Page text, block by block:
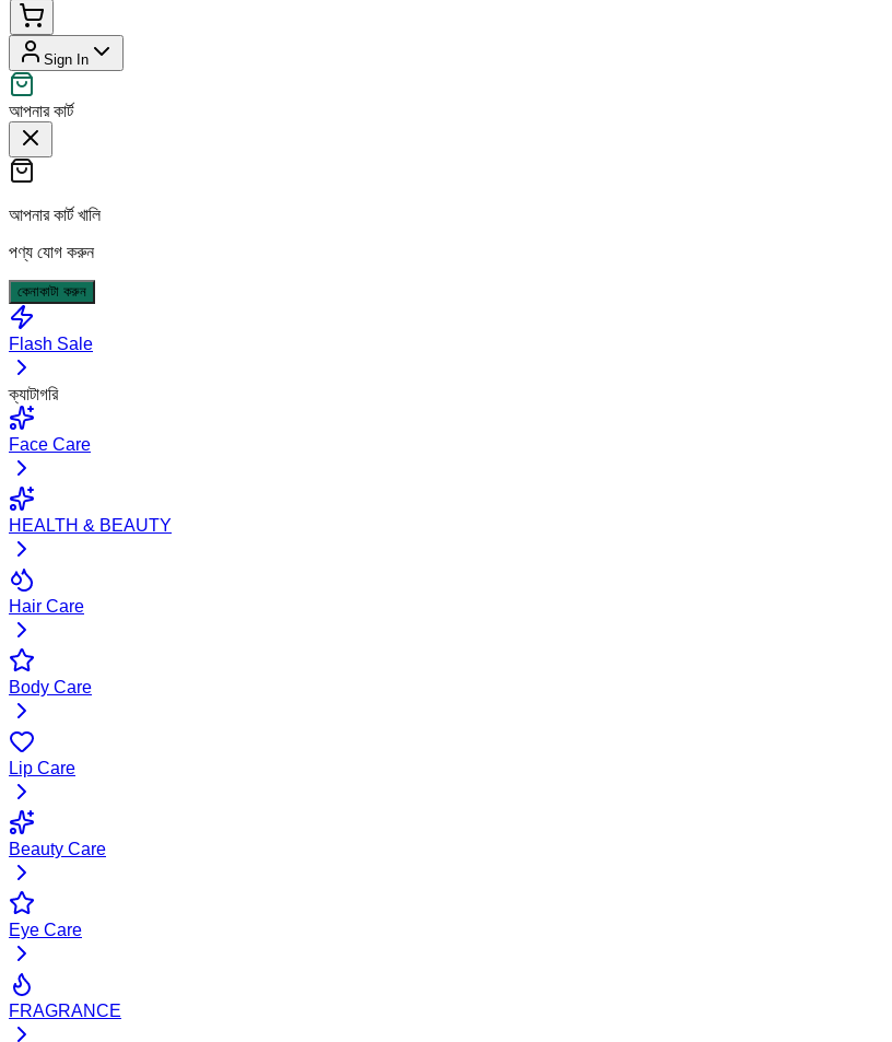
Sign In
আপনার কার্ট
আপনার কার্ট খালি
পণ্য যোগ করুন
কেনাকাটা করুন
Flash Sale
ক্যাটাগরি
Face Care
HEALTH & BEAUTY
Hair Care
Body Care
Lip Care
Beauty Care
Eye Care
FRAGRANCE